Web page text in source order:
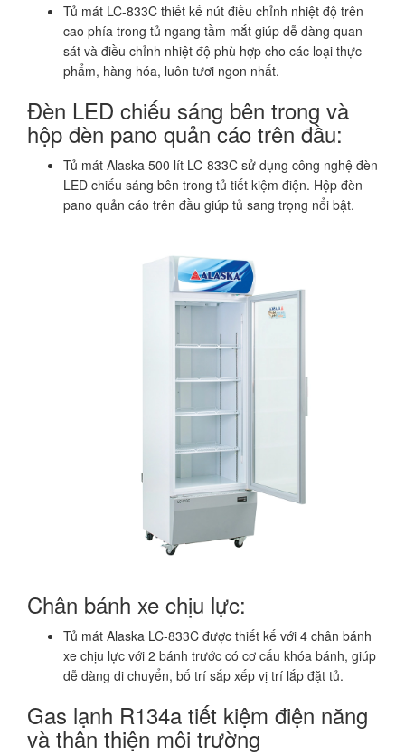
Tủ mát LC-833C thiết kế nút điều chỉnh nhiệt độ trên
cao phía trong tủ ngang tầm mắt giúp dễ dàng quan
sát và điều chỉnh nhiệt độ phù hợp cho các loại thực
phẩm, hàng hóa, luôn tươi ngon nhất.
Đèn LED chiếu sáng bên trong và
hộp đèn pano quản cáo trên đầu:
Tủ mát Alaska 500 lít LC-833C sử dụng công nghệ đèn
LED chiếu sáng bên trong tủ tiết kiệm điện. Hộp đèn
pano quản cáo trên đầu giúp tủ sang trọng nổi bật.
Chân bánh xe chịu lực:
Tủ mát Alaska LC-833C được thiết kế với 4 chân bánh
xe chịu lực với 2 bánh trước có cơ cấu khóa bánh, giúp
dễ dàng di chuyển, bố trí sắp xếp vị trí lắp đặt tủ.
Gas lạnh R134a tiết kiệm điện năng
và thân thiện môi trường